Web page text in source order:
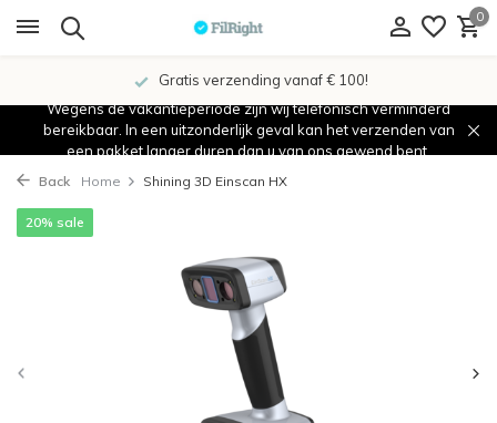
0
Gratis verzending vanaf € 100!
Wegens de vakantieperiode zijn wij telefonisch verminderd
bereikbaar. In een uitzonderlijk geval kan het verzenden van
een pakket langer duren dan u van ons gewend bent.
Back Home Shining 3D Einscan HX
20% sale